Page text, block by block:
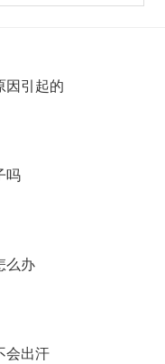
因引起的
吗
么办
会出汗